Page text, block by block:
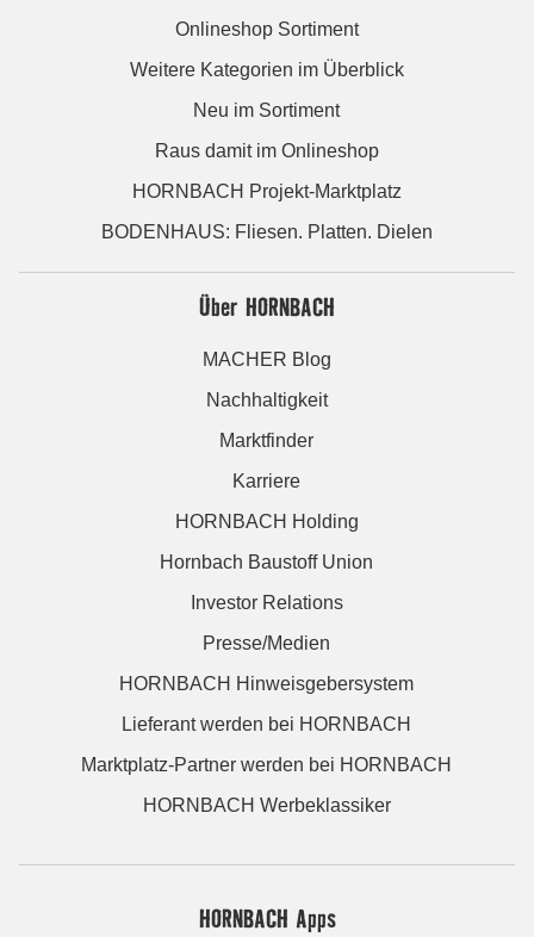
Onlineshop Sortiment
Weitere Kategorien im Überblick
Neu im Sortiment
Raus damit im Onlineshop
HORNBACH Projekt-Marktplatz
BODENHAUS: Fliesen. Platten. Dielen
Über HORNBACH
MACHER Blog
Nachhaltigkeit
Marktfinder
Karriere
HORNBACH Holding
Hornbach Baustoff Union
Investor Relations
Presse/Medien
HORNBACH Hinweisgebersystem
Lieferant werden bei HORNBACH
Marktplatz-Partner werden bei HORNBACH
HORNBACH Werbeklassiker
HORNBACH Apps